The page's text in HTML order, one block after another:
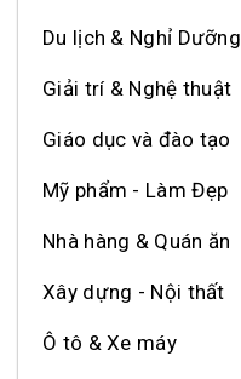
Du lịch & Nghỉ Dưỡng
Giải trí & Nghệ thuật
Giáo dục và đào tạo
Mỹ phẩm - Làm Đẹp
Nhà hàng & Quán ăn
Xây dựng - Nội thất
Ô tô & Xe máy